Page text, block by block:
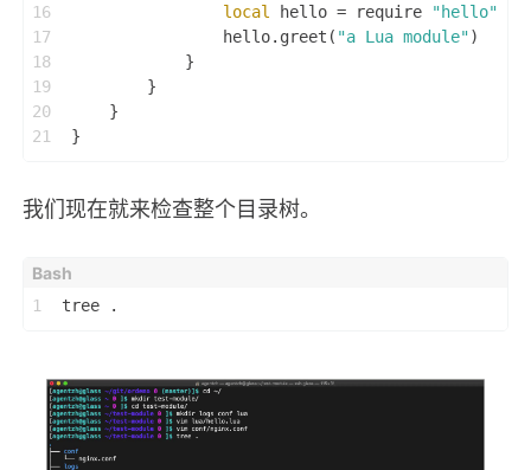
16
17
18
19
20
21
local
hello = require
"hello"
                hello.greet(
"a Lua module")
            }
        }
    }
}
我们现在就来检查整个目录树。
1 tree .